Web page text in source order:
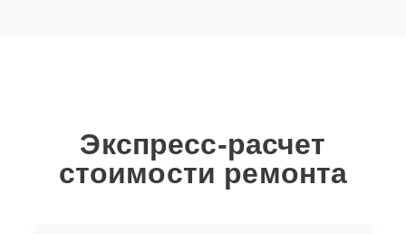
Экспресс-расчет
стоимости ремонта